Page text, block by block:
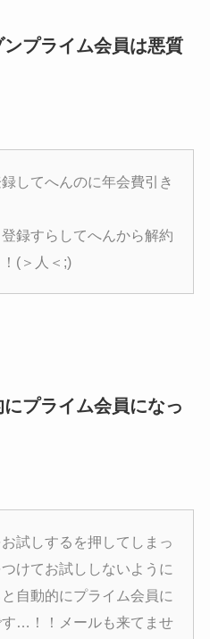
プライム会員は悪質
してへんのに年会費引き
録すらしてへんから解約
(＞人＜;)
プライム会員になっ
試しするを押してしまっ
けてお試ししないように
自動的にプライム会員に
…！！メールも来てませ